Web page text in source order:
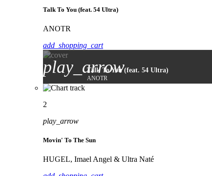
Talk To You (feat. 54 Ultra)
ANOTR
add_shopping_cart
play_arrowTalk To You (feat. 54 Ultra)
ANOTR
2
play_arrow
Movin' To The Sun
HUGEL, Imael Angel & Ultra Naté